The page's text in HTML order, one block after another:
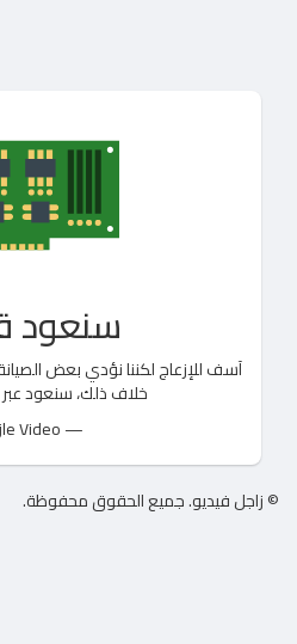
سنعود
آسف للإزعاج لكننا نؤدي بعض
خلاف ذلك، سنعود عبر
— Zajjle Video
© زاجل فيديو. جميع الحقوق محفوظة.